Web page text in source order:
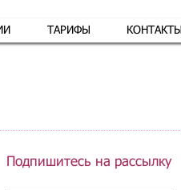
ТАРИФЫ КОНТАКТЫ
Подпишитесь на рассылку